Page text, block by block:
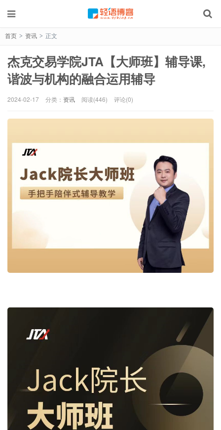
首页 > 资讯 > 正文
杰克交易学院JTA【大师班】辅导课,
谐波与机构的融合运用辅导
2024-02-17 分类： 资讯 阅读(446) 评论(0)